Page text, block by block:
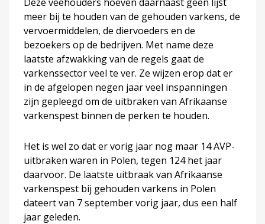
meer bij te houden van de gehouden varkens, de
vervoermiddelen, de diervoeders en de
bezoekers op de bedrijven. Met name deze
laatste afzwakking van de regels gaat de
varkenssector veel te ver. Ze wijzen erop dat er
in de afgelopen negen jaar veel inspanningen
zijn gepleegd om de uitbraken van Afrikaanse
varkenspest binnen de perken te houden.
Het is wel zo dat er vorig jaar nog maar 14 AVP-
uitbraken waren in Polen, tegen 124 het jaar
daarvoor. De laatste uitbraak van Afrikaanse
varkenspest bij gehouden varkens in Polen
dateert van 7 september vorig jaar, dus een half
jaar geleden.